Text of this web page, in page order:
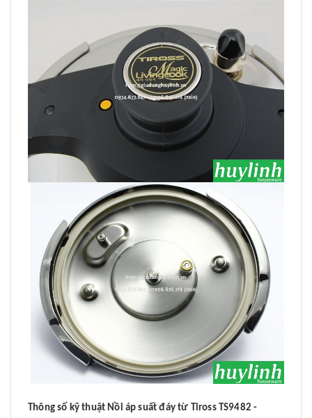
Thông số kỹ thuật Nồi áp suất đáy từ Tiross TS9482 -